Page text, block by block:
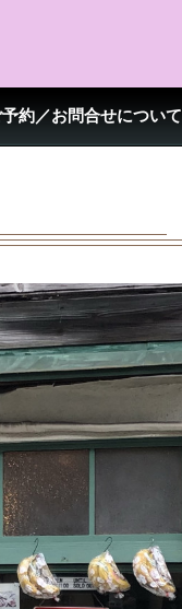
予約／お問合せについて